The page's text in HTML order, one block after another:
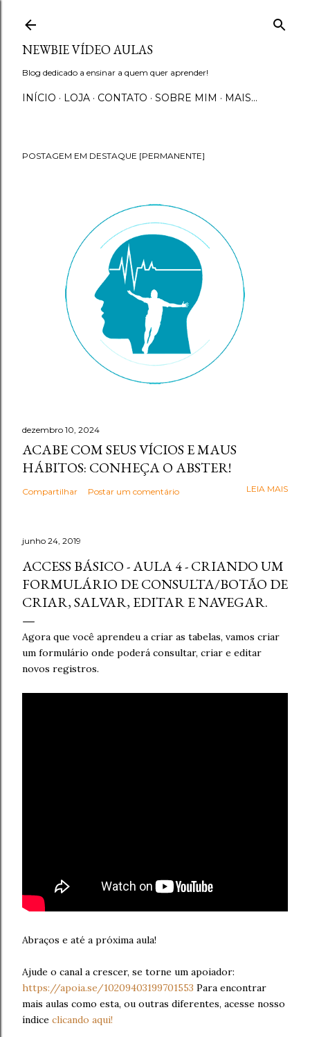
NEWBIE VÍDEO AULAS
Blog dedicado a ensinar a quem quer aprender!
INÍCIO LOJA CONTATO SOBRE MIM MAIS…
POSTAGEM EM DESTAQUE [PERMANENTE]
dezembro 10, 2024
ACABE COM SEUS VÍCIOS E MAUS
HÁBITOS: CONHEÇA O ABSTER!
Compartilhar Postar um comentário LEIA MAIS
junho 24, 2019
ACCESS BÁSICO - AULA 4 - CRIANDO UM
FORMULÁRIO DE CONSULTA/BOTÃO DE
CRIAR, SALVAR, EDITAR E NAVEGAR.
Agora que você aprendeu a criar as tabelas, vamos criar
um formulário onde poderá consultar, criar e editar
novos registros.
Abraços e até a próxima aula!
Ajude o canal a crescer, se torne um apoiador:
https://apoia.se/10209403199701553 Para encontrar
mais aulas como esta, ou outras diferentes, acesse nosso
índice clicando aqui!